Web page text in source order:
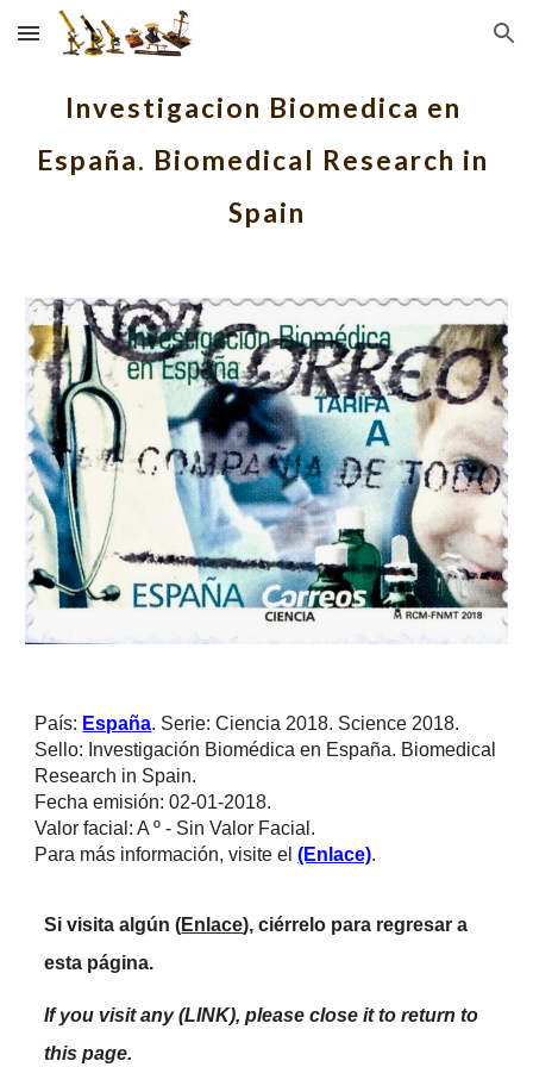
Skip to main content Skip to navigation
Investigacion Biomedica en
España. Biomedical Research in
Spain
País: España. Serie: Ciencia 2018. Science 2018.
Sello: Investigación Biomédica en España. Biomedical
Research in Spain.
Fecha emisión: 02-01-2018.
Valor facial: A º - Sin Valor Facial.
Para más información, visite el (Enlace).
Si visita algún (Enlace), ciérrelo para regresar a
esta página.
If you visit any (LINK), please close it to return to
this page.